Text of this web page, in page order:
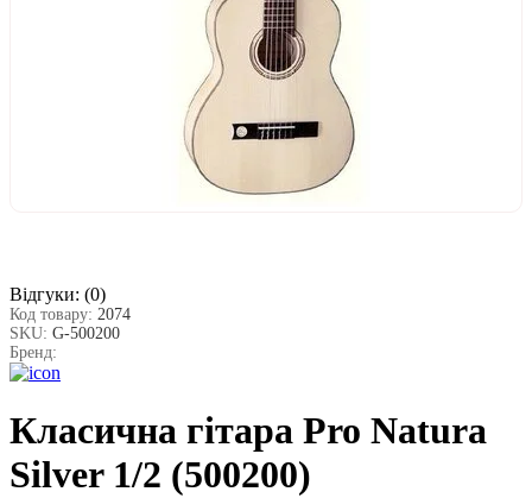
Відгуки: (0)
Код товару: 2074
SKU: G-500200
Бренд:
Класична гітара Pro Natura
Silver 1/2 (500200)